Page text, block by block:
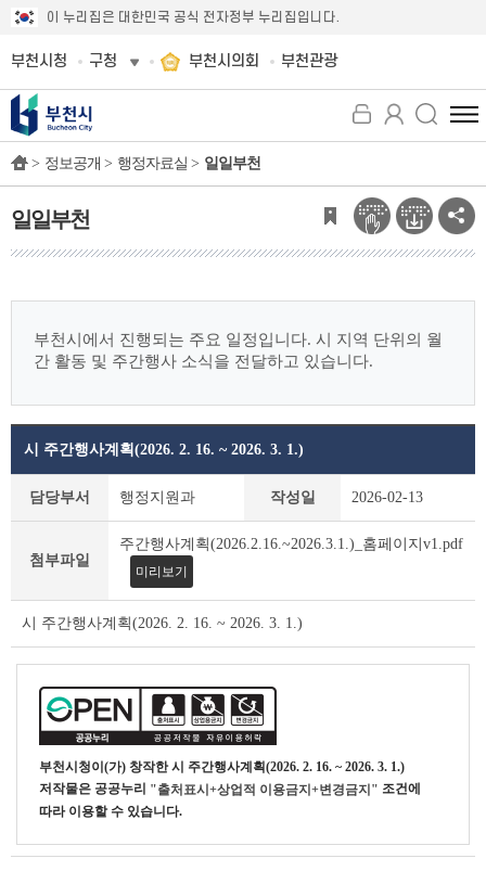
이 누리집은 대한민국 공식 전자정부 누리집입니다.
부천시청 구청 부천시의회 부천관광
전
체
뉴
보
기
> 정보공개 > 행정자료실 > 일일부천
일일부천
부천시에서 진행되는 주요 일정입니다. 시 지역 단위의 월
간 활동 및 주간행사 소식을 전달하고 있습니다.
조
테
시 주간행사계획(2026. 2. 16. ~ 2026. 3. 1.)
담당부서 행정지원과 작성일 2026-02-13
첨부파일
주간행사계획(2026.2.16.~2026.3.1.)_홈페이지v1.pdf
미리보기
시 주간행사계획(2026. 2. 16. ~ 2026. 3. 1.)
부천시청이(가) 창작한시 주간행사계획(2026. 2. 16. ~ 2026. 3. 1.)
저작물은 공공누리 "출처표시+상업적 이용금지+변경금지" 조건에
따라 이용할 수 있습니다.